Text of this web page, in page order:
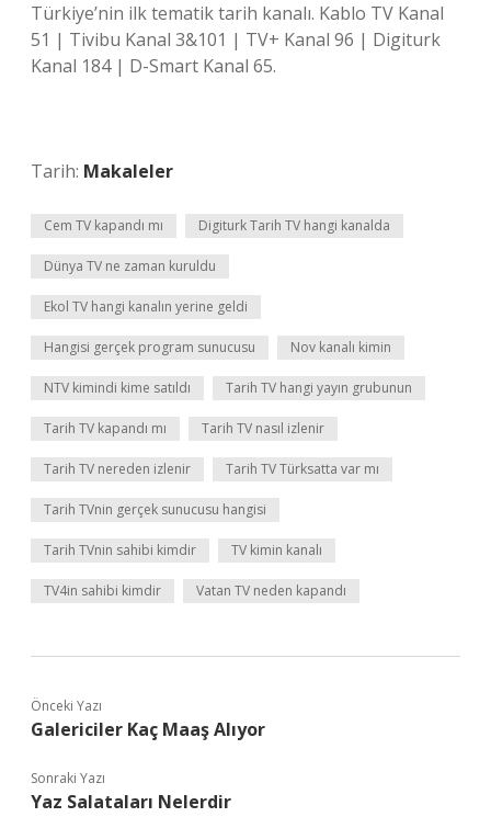
Türkiye’nin ilk tematik tarih kanalı. Kablo TV Kanal
51 | Tivibu Kanal 3&101 | TV+ Kanal 96 | Digiturk
Kanal 184 | D-Smart Kanal 65.
Tarih: Makaleler
Cem TV kapandı mı Digiturk Tarih TV hangi kanalda
Dünya TV ne zaman kuruldu
Ekol TV hangi kanalın yerine geldi
Hangisi gerçek program sunucusu Nov kanalı kimin
NTV kimindi kime satıldı Tarih TV hangi yayın grubunun
Tarih TV kapandı mı Tarih TV nasıl izlenir
Tarih TV nereden izlenir Tarih TV Türksatta var mı
Tarih TVnin gerçek sunucusu hangisi
Tarih TVnin sahibi kimdir TV kimin kanalı
TV4in sahibi kimdir Vatan TV neden kapandı
Önceki Yazı
Galericiler Kaç Maaş Alıyor
Sonraki Yazı
Yaz Salataları Nelerdir